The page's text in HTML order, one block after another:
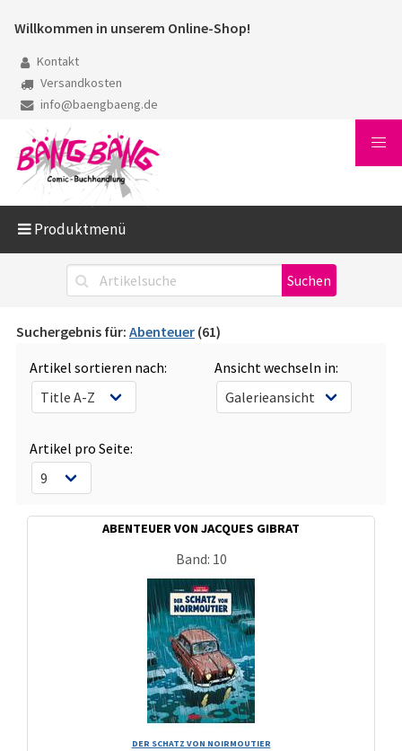
Willkommen in unserem Online-Shop!
Kontakt
Versandkosten
info@baengbaeng.de
Produktmenü
Suchergebnis für: Abenteuer (61)
Artikel sortieren nach:
Ansicht wechseln in:
Artikel pro Seite:
ABENTEUER VON JACQUES GIBRAT
Band: 10
DER SCHATZ VON NOIRMOUTIER